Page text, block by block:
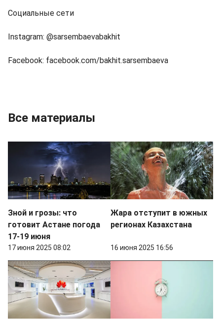
Социальные сети
Instagram: @sarsembaevabakhit
Facebook: facebook.com/bakhit.sarsembaeva
Все материалы
Зной и грозы: что
готовит Астане погода
17-19 июня
17 июня 2025 08:02
Жара отступит в южных
регионах Казахстана
16 июня 2025 16:56